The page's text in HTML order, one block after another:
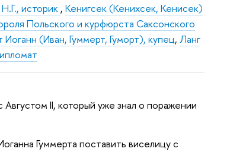
историк ,Кенигсек (Кенихсек, Кенисек)
Польского и курфюрста Саксонского
Иоганн (Иван, Гуммерт, Гуморт), купец,Ланг
II, который уже знал о поражении
Гуммерта поставить виселицу с